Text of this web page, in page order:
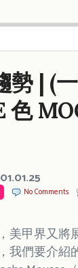
勢 | (
色
No Comments
美甲界又將
我們要介紹